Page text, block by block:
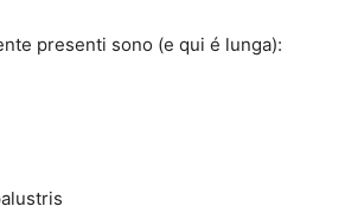
presenti sono (e qui é lunga):